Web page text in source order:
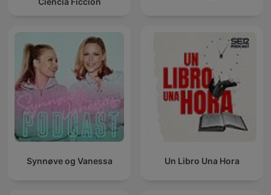
Synnøve og Vanessa Un Libro Una Hora